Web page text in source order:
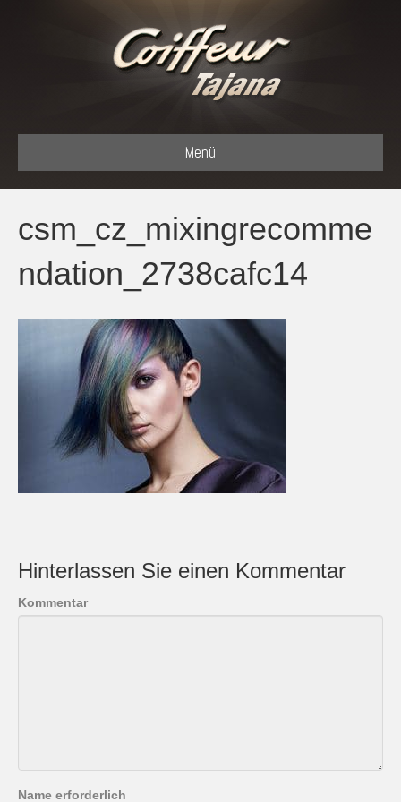
Menü
csm_cz_mixingrecomme
ndation_2738cafc14
Hinterlassen Sie einen Kommentar
Kommentar
Name erforderlich